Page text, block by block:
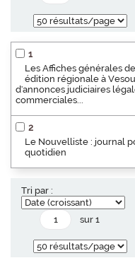
1
Les Affiches générales
édition régionale à
d'annonces judiciaires
commerciales...
2
Le Nouvelliste : journal
quotidien
Tri par :
sur 1